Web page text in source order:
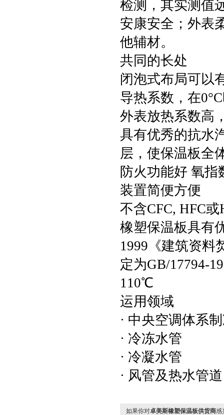
检测，其实测值
安康安全；外表
他辅材。
共同的长处
闭泡式布局可以
导热系数，在
外表放热系数高
具有优秀的抗水
层，使保温板全
防火功能好 氧指
装置简便方便
不含CFC, HFC
橡塑保温板具有
1999《建筑资料
定为GB/17794-
110℃
运用领域
· 中央空调体系
· 冷冻水管
· 冷凝水管
· 风管及热水管道
如果你对卓美斯橡塑保温板供货商感